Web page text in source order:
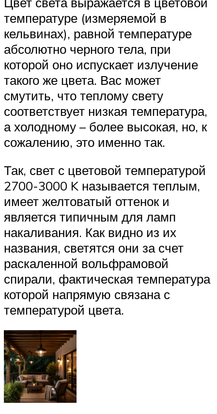
температуре (измеряемой в
кельвинах), равной температуре
абсолютно черного тела, при
которой оно испускает излучение
такого же цвета. Вас может
смутить, что теплому свету
соответствует низкая температура,
а холодному – более высокая, но, к
сожалению, это именно так.
Так, свет с цветовой температурой
2700-3000 K называется теплым,
имеет желтоватый оттенок и
является типичным для ламп
накаливания. Как видно из их
названия, светятся они за счет
раскаленной вольфрамовой
спирали, фактическая температура
которой напрямую связана с
температурой цвета.